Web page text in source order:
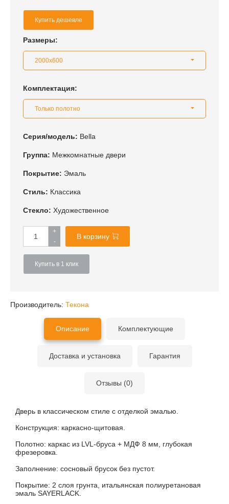
Купить дешевле
Размеры:
2000x600
Комплектация:
Только полотно
Серия/модель: Bella
Группа: Межкомнатные двери
Покрытие: Эмаль
Стиль: Классика
Стекло: Художественное
+
-
В корзину
Купить в 1 клик
Производитель: Текона
Описание Комплектующие
Доставка и установка Гарантия
Отзывы (0)
Дверь в классическом стиле с отделкой эмалью.
Конструкция: каркасно-щитовая.
Полотно: каркас из LVL-бруса + МДФ 8 мм, глубокая
фрезеровка.
Заполнение: сосновый брусок без пустот.
Покрытие: 2 слоя грунта, итальянская полиуретановая
эмаль SAYERLACK.